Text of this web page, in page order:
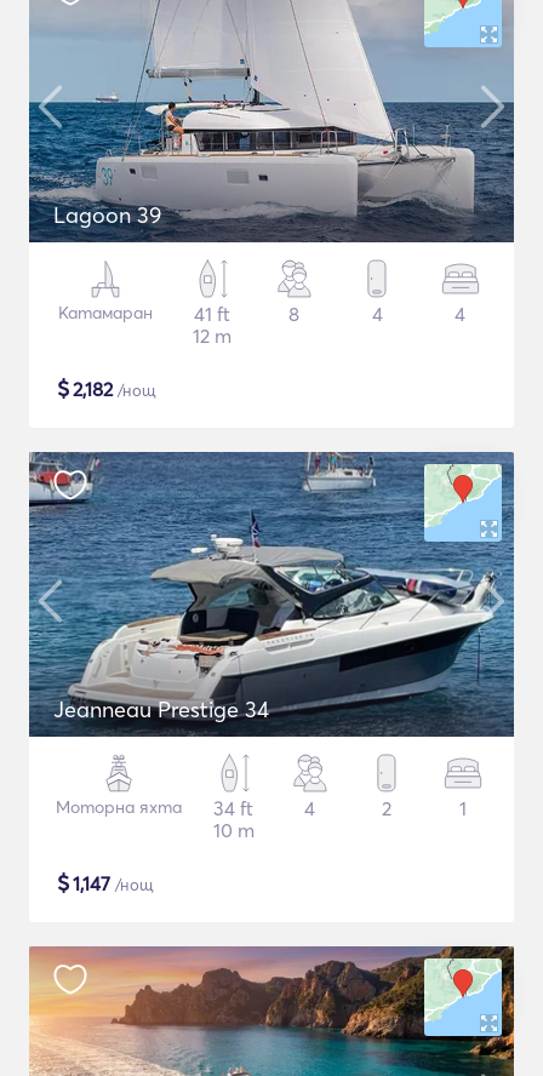
Lagoon 39
Катамаран
41 ft
12 m
8 4 4
$2,182/нощ
Jeanneau Prestige 34
Моторна яхта
34 ft
10 m
4 2 1
$1,147 /нощ